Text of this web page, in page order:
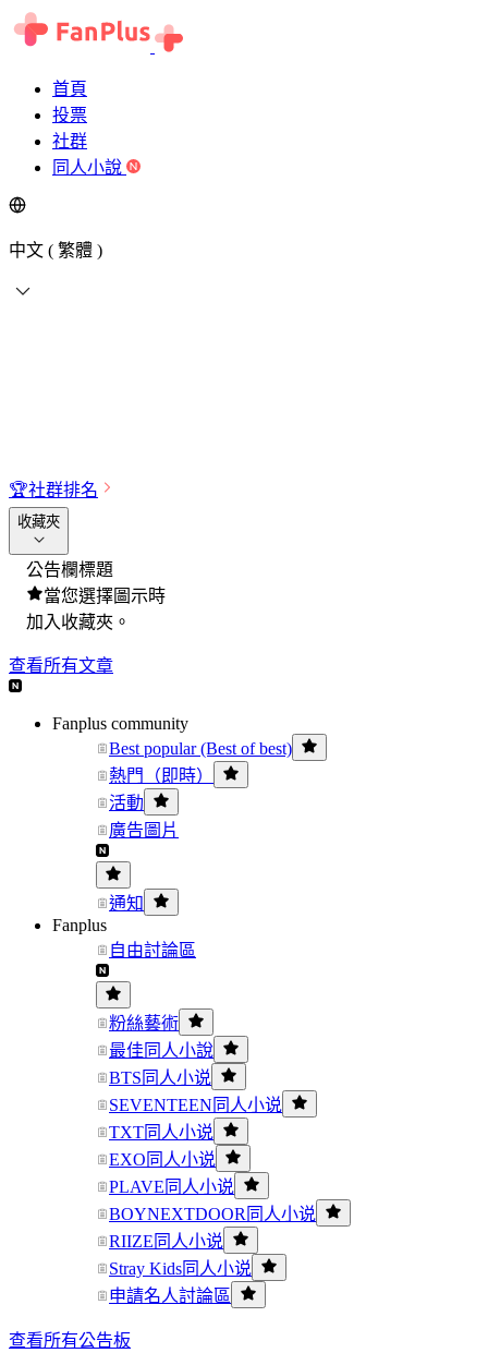
首頁
投票
社群
同人小說
中文 ( 繁體 )
🏆社群排名
收藏夾
公告欄標題
當您選擇圖示時
加入收藏夾。
查看所有文章
Fanplus community
Best popular (Best of best)
熱門（即時）
活動
廣告圖片
通知
Fanplus
自由討論區
粉絲藝術
最佳同人小說
BTS同人小说
SEVENTEEN同人小说
TXT同人小说
EXO同人小说
PLAVE同人小说
BOYNEXTDOOR同人小说
RIIZE同人小说
Stray Kids同人小说
申請名人討論區
查看所有公告板